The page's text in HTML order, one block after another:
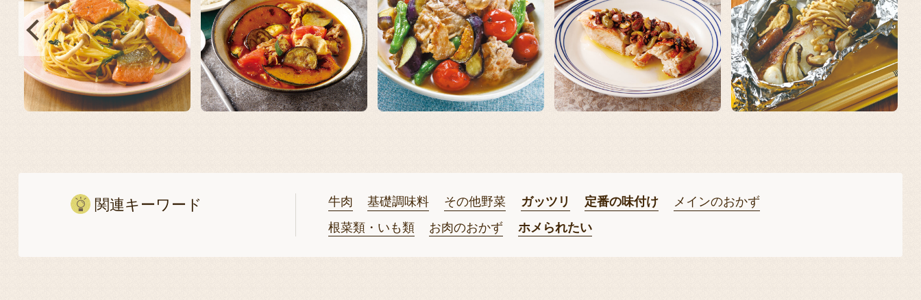
関連キーワード 牛肉 基礎調味料 その他野菜 ガッツリ 定番の味付け
メインのおかず
根菜類・いも類
お肉のおかず ホメられたい